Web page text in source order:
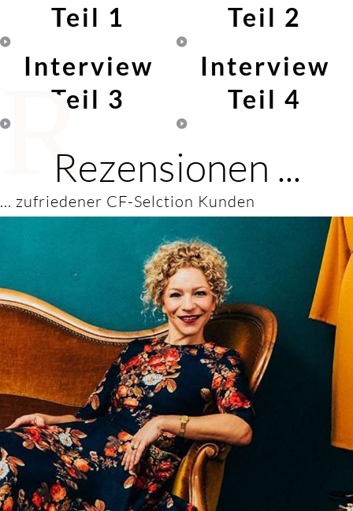
Teil 1
Teil 2
Interview
Teil 3
Interview
Teil 4
RRezensionen ...
... zufriedener CF-Selction Kunden